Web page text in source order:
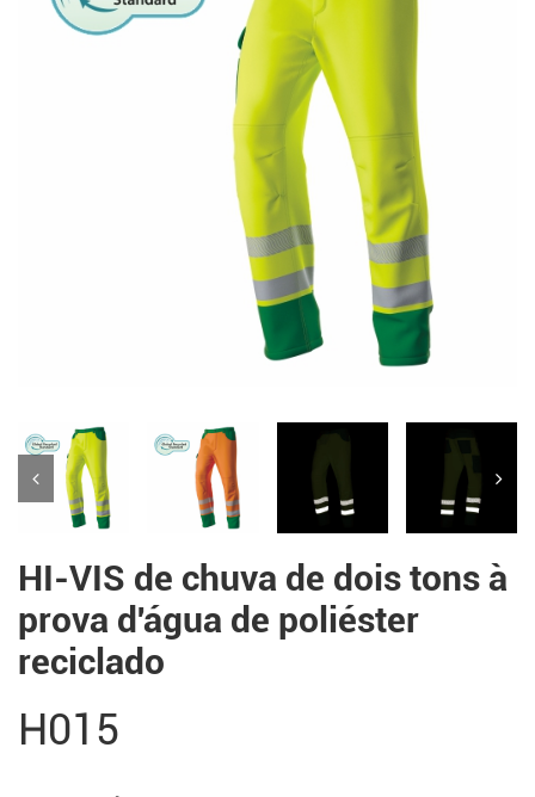
HI-VIS de chuva de dois tons à
prova d'água de poliéster
reciclado
H015